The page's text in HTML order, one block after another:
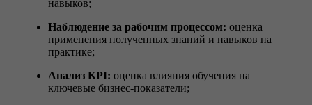
навыков;
Наблюдение за рабочим процессом: оценка
применения полученных знаний и навыков на
практике;
Анализ KPI: оценка влияния обучения на
ключевые бизнес-показатели;